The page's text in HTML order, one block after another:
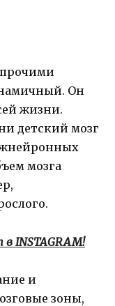
прочими
Он
жизни.
детский мозг
мозга
INSTAGRAM!
и
зоны,